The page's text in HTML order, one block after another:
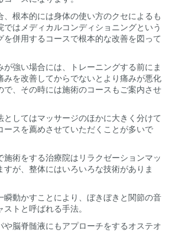
、根本的には身体の使い方のクセによるも
はメディカルコンディショニングという
を併用するコースで根本的な改善を図って
が強い場合には、トレーニングする前にま
みを改善してからでないとより痛みが悪化
で、その時には施術のコースもご案内させ
としてはマッサージのほかに大きく分けて
ースを薦めさせていただくことが多いで
施術をする治療院はリラクゼーションマッ
が、整体にはいろいろな技術がありま
瞬動かすことにより、ぼきぼきと関節の音
トと呼ばれる手法。
や脳脊髄液にもアプローチをするオステオ